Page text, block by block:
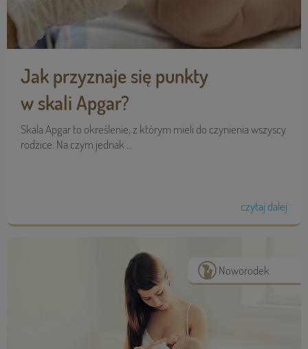
Jak przyznaje się punkty
w skali Apgar?
Skala Apgar to określenie, z którym mieli do czynienia wszyscy
rodzice. Na czym jednak ...
czytaj dalej
Noworodek